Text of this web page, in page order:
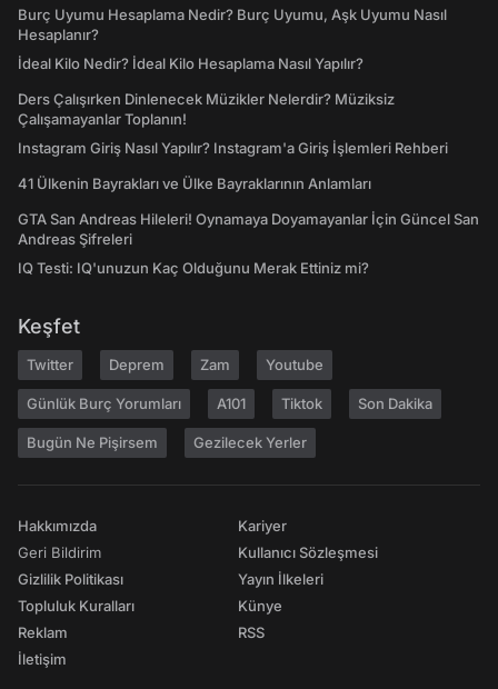
Burç Uyumu Hesaplama Nedir? Burç Uyumu, Aşk Uyumu Nasıl
Hesaplanır?
İdeal Kilo Nedir? İdeal Kilo Hesaplama Nasıl Yapılır?
Ders Çalışırken Dinlenecek Müzikler Nelerdir? Müziksiz
Çalışamayanlar Toplanın!
Instagram Giriş Nasıl Yapılır? Instagram'a Giriş İşlemleri Rehberi
41 Ülkenin Bayrakları ve Ülke Bayraklarının Anlamları
GTA San Andreas Hileleri! Oynamaya Doyamayanlar İçin Güncel San
Andreas Şifreleri
IQ Testi: IQ'unuzun Kaç Olduğunu Merak Ettiniz mi?
Keşfet
Twitter Deprem Zam Youtube
Günlük Burç Yorumları A101 Tiktok Son Dakika
Bugün Ne Pişirsem Gezilecek Yerler
Hakkımızda
Geri Bildirim
Gizlilik Politikası
Topluluk Kuralları
Reklam
İletişim
Kariyer
Kullanıcı Sözleşmesi
Yayın İlkeleri
Künye
RSS